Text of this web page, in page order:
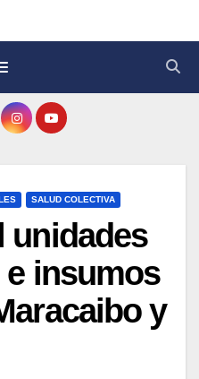
SALUD COLECTIVA
unidades
insumos
y